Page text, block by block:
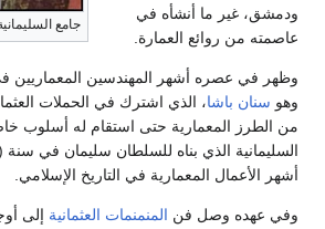
جامع
ودمشق، غير ما أنشأه في
عاصمته من روائع العمارة.
وظهر في عصره أشهر المهندسين المعماريين في
وهو سنان باشا، الذي اشترك في الحملات
من الطرز المعمارية حتى استقام له أسلوب
السليمانية الذي بناه للسلطان سليمان في سنة
أشهر الأعمال المعمارية في التاريخ الإسلامي.
وفي عهده وصل فن المنمنمات العثمانية إلى